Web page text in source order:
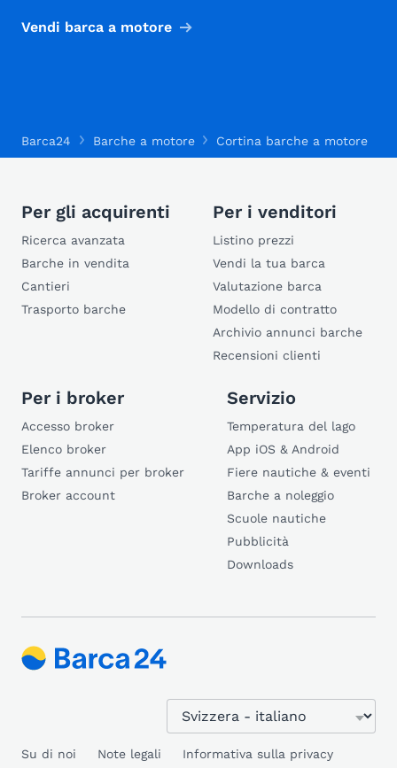
Vendi barca a motore
Barca24 Barche a motore Cortina barche a motore
Per gli acquirenti
Ricerca avanzata
Barche in vendita
Cantieri
Trasporto barche
Per i venditori
Listino prezzi
Vendi la tua barca
Valutazione barca
Modello di contratto
Archivio annunci barche
Recensioni clienti
Per i broker
Accesso broker
Elenco broker
Tariffe annunci per broker
Broker account
Servizio
Temperatura del lago
App iOS & Android
Fiere nautiche & eventi
Barche a noleggio
Scuole nautiche
Pubblicità
Downloads
Su di noi Note legali
Informativa sulla privacy